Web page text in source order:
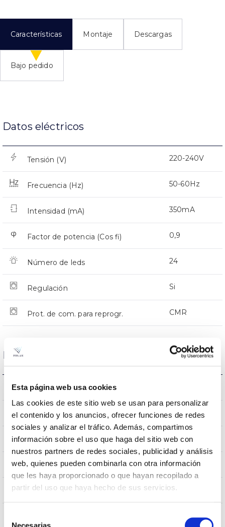
Esta página web usa cookies
Las cookies de este sitio web se usan para personalizar
el contenido y los anuncios, ofrecer funciones de redes
sociales y analizar el tráfico. Además, compartimos
información sobre el uso que haga del sitio web con
nuestros partners de redes sociales, publicidad y análisis
web, quienes pueden combinarla con otra información
que les haya proporcionado o que hayan recopilado a
partir del uso que haya hecho de sus servicios.
Necesarias
Características Montaje Descargas
Bajo pedido
Datos eléctricos
Tensión (V) 220-240V
Frecuencia (Hz) 50-60Hz
Intensidad (mA) 350mA
Factor de potencia (Cos fi) 0,9
Número de leds 24
Regulación Si
Prot. de com. para reprogr. CMR
Dimensiones y Montaje
Montaje
Resistencia al Viento 0,151m2
Peso 5Kg
Dimensiones 525x255x105mm
Posición de montaje Montaje en Báculo